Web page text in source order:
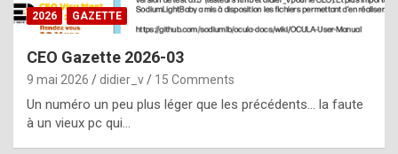
s
i
e
f
2026 GAZETTE
CEO Gazette 2026-03
9 mai 2026 didier_v 15 Comments
Un numéro un peu plus léger que les précédents… la faute
à un vieux pc qui…